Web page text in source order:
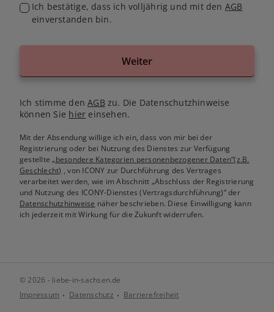
Ich bestätige, dass ich volljährig und mit den AGB
einverstanden bin.
Weiter
Ich stimme denAGB zu. Die Datenschutzhinweise
können Sie hier einsehen.
Mit der Absendung willige ich ein, dass von mir bei der
Registrierung oder bei Nutzung des Dienstes zur Verfügung
gestellte„besondere Kategorien personenbezogener Daten“(z.B.
Geschlecht) , von ICONY zur Durchführung des Vertrages
verarbeitet werden, wie im Abschnitt „Abschluss der Registrierung
und Nutzung des ICONY-Dienstes (Vertragsdurchführung)“ der
Datenschutzhinweise näher beschrieben. Diese Einwilligung kann
ich jederzeit mit Wirkung für die Zukunft widerrufen.
© 2026 - liebe-in-sachsen.de
Impressum
Datenschutz Barrierefreiheit